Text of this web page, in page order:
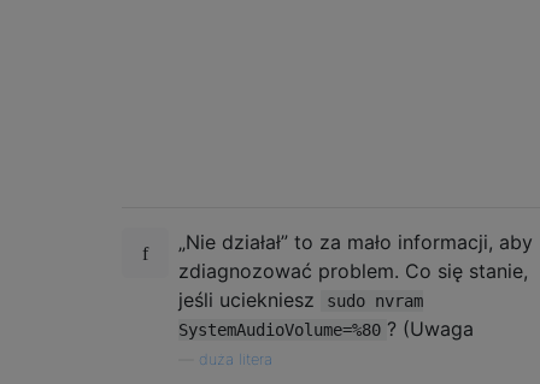
„Nie działał” to za mało informacji, aby
zdiagnozować problem. Co się stanie,
jeśli uciekniesz
sudo nvram
SystemAudioVolume=%80 ? (Uwaga
duża litera